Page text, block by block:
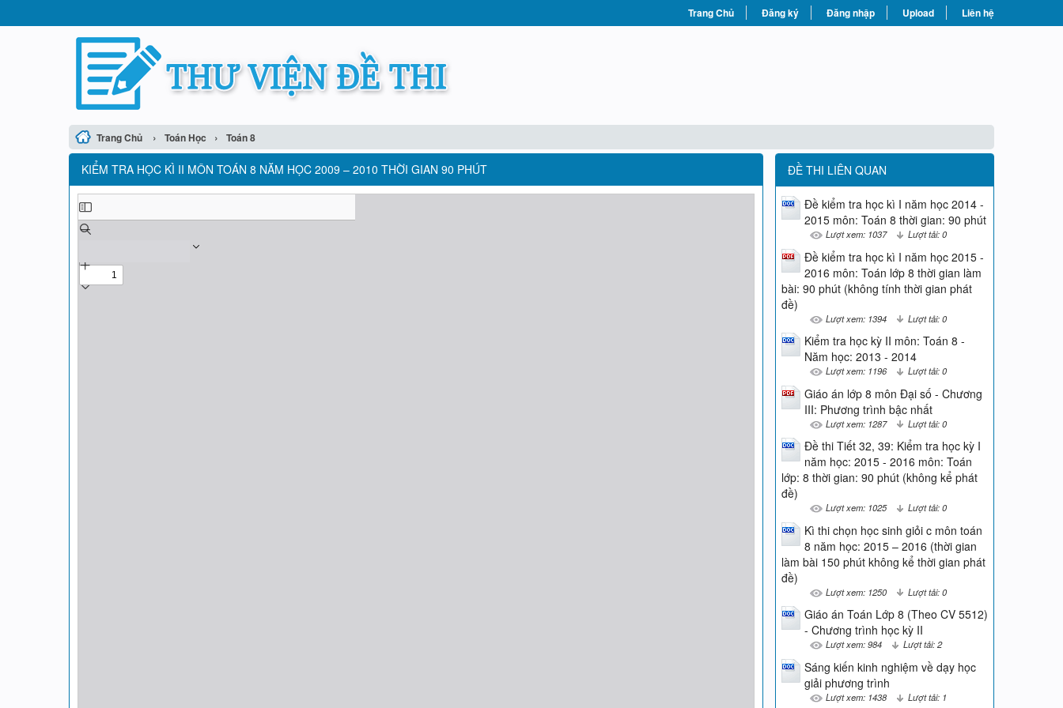
Trang Chủ Đăng ký Đăng nhập Upload Liên hệ
Trang Chủ › Toán Học › Toán 8
KIỂM TRA HỌC KÌ II MÔN TOÁN 8 NĂM HỌC 2009 – 2010 THỜI GIAN 90 PHÚT ĐỀ THI LIÊN QUAN
Đề kiểm tra học kì I năm học 2014 -
2015 môn: Toán 8 thời gian: 90 phút
Lượt xem: 1037 Lượt tải: 0
Đề kiểm tra học kì I năm học 2015 -
2016 môn: Toán lớp 8 thời gian làm
bài: 90 phút (không tính thời gian phát
đề)
Lượt xem: 1394 Lượt tải: 0
Kiểm tra học kỳ II môn: Toán 8 -
Năm học: 2013 - 2014
Lượt xem: 1196 Lượt tải: 0
Giáo án lớp 8 môn Đại số - Chương
III: Phương trình bậc nhất
Lượt xem: 1287 Lượt tải: 0
Đề thi Tiết 32, 39: Kiểm tra học kỳ I
năm học: 2015 - 2016 môn: Toán
lớp: 8 thời gian: 90 phút (không kể phát
đề)
Lượt xem: 1025 Lượt tải: 0
Kì thi chọn học sinh giỏi c môn toán
8 năm học: 2015 – 2016 (thời gian
làm bài 150 phút không kể thời gian phát
đề)
Lượt xem: 1250 Lượt tải: 0
Giáo án Toán Lớp 8 (Theo CV 5512)
- Chương trình học kỳ II
Lượt xem: 984 Lượt tải: 2
Sáng kiến kinh nghiệm về dạy học
giải phương trình
Lượt xem: 1438 Lượt tải: 1